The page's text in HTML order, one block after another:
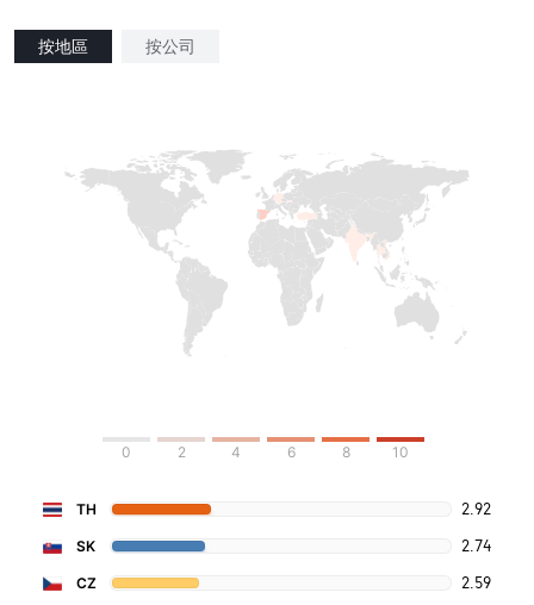
按地區 按公司
0 2 4 6 8 10
TH 2.92
SK 2.74
CZ 2.59